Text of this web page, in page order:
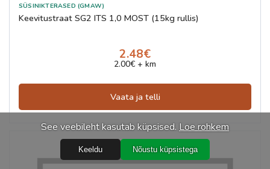
SÜSINIKTERASED (GMAW)
Keevitustraat SG2 ITS 1,0 MOST (15kg rullis)
2.48€
2.00€ + km
Vaata ja telli
See veebileht kasutab küpsised. Loe rohkem
Keeldu Nõustu küpsistega